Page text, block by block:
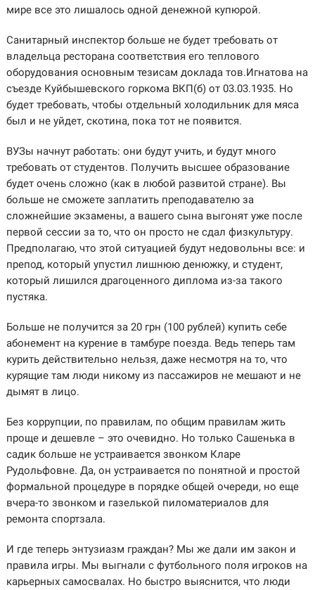
мире все это лишалось одной денежной купюрой.
Санитарный инспектор больше не будет требовать от
владельца ресторана соответствия его теплового
оборудования основным тезисам доклада тов.Игнатова на
съезде Куйбышевского горкома ВКП(б) от 03.03.1935. Но
будет требовать, чтобы отдельный холодильник для мяса
был и не уйдет, скотина, пока тот не появится.
ВУЗы начнут работать: они будут учить, и будут много
требовать от студентов. Получить высшее образование
будет очень сложно (как в любой развитой стране). Вы
больше не сможете заплатить преподавателю за
сложнейшие экзамены, а вашего сына выгонят уже после
первой сессии за то, что он просто не сдал физкультуру.
Предполагаю, что этой ситуацией будут недовольны все: и
препод, который упустил лишнюю денюжку, и студент,
который лишился драгоценного диплома из-за такого
пустяка.
Больше не получится за 20 грн (100 рублей) купить себе
абонемент на курение в тамбуре поезда. Ведь теперь там
курить действительно нельзя, даже несмотря на то, что
курящие там люди никому из пассажиров не мешают и не
дымят в лицо.
Без коррупции, по правилам, по общим правилам жить
проще и дешевле – это очевидно. Но только Сашенька в
садик больше не устраивается звонком Кларе
Рудольфовне. Да, он устраивается по понятной и простой
формальной процедуре в порядке общей очереди, но еще
вчера-то звонком и газелькой пиломатериалов для
ремонта спортзала.
И где теперь энтузиазм граждан? Мы же дали им закон и
правила игры. Мы выгнали с футбольного поля игроков на
карьерных самосвалах. Но быстро выяснится, что люди